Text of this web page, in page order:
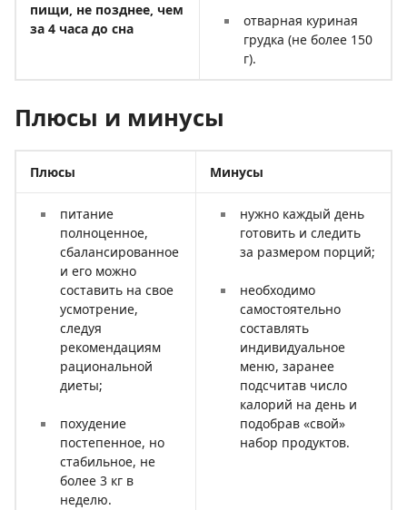
пищи, не позднее, чем
за 4 часа до сна
отварная куриная
грудка (не более 150
г).
Плюсы и минусы
Плюсы Минусы
питание
полноценное,
сбалансированное
и его можно
составить на свое
усмотрение,
следуя
рекомендациям
рациональной
диеты;
похудение
постепенное, но
стабильное, не
более 3 кг в
неделю.
нужно каждый день
готовить и следить
за размером порций;
необходимо
самостоятельно
составлять
индивидуальное
меню, заранее
подсчитав число
калорий на день и
подобрав «свой»
набор продуктов.